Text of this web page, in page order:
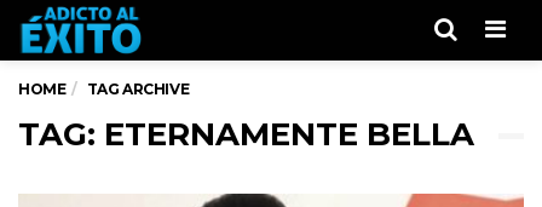
HOME TAG ARCHIVE
TAG: ETERNAMENTE BELLA